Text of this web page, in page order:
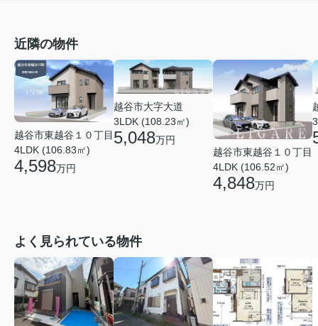
近隣の物件
越谷市東越谷１０丁目
4LDK (106.83㎡)
4,598万円
越谷市大字大道
3LDK (108.23㎡)
5,048万円
越谷市東越谷１０丁目
4LDK (106.52㎡)
4,848万円
よく見られている物件